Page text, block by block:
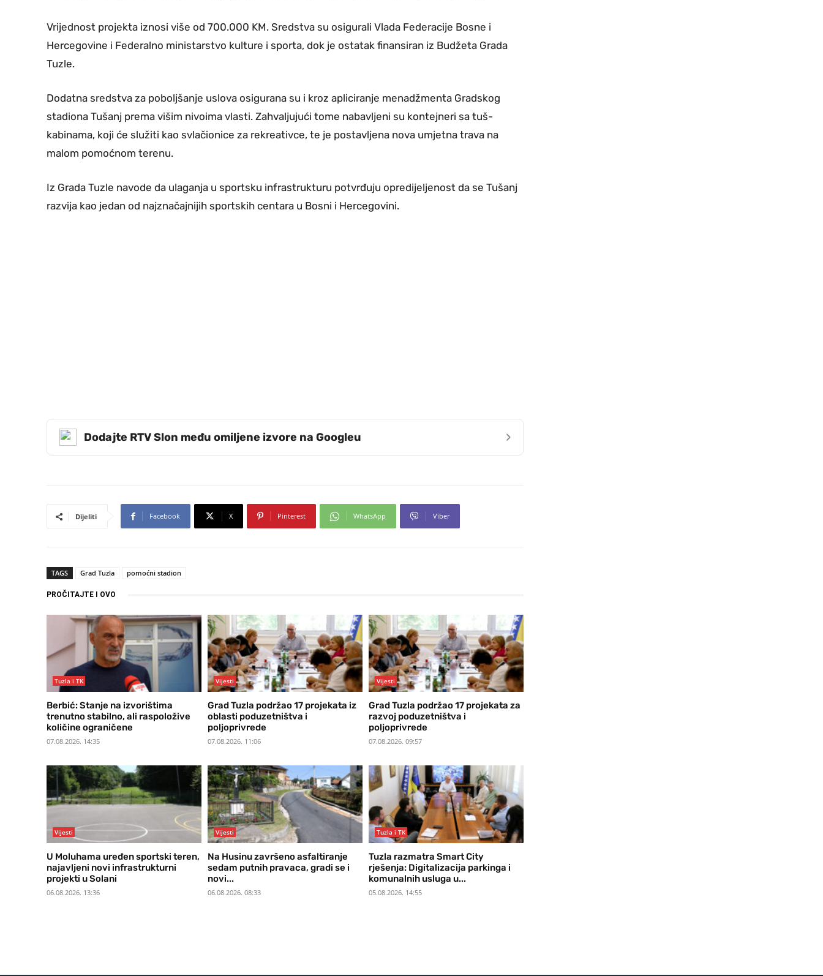
Vrijednost projekta iznosi više od 700.000 KM. Sredstva su osigurali Vlada Federacije Bosne i
Hercegovine i Federalno ministarstvo kulture i sporta, dok je ostatak finansiran iz Budžeta Grada
Tuzle.
Dodatna sredstva za poboljšanje uslova osigurana su i kroz apliciranje menadžmenta Gradskog
stadiona Tušanj prema višim nivoima vlasti. Zahvaljujući tome nabavljeni su kontejneri sa tuš-
kabinama, koji će služiti kao svlačionice za rekreativce, te je postavljena nova umjetna trava na
malom pomoćnom terenu.
Iz Grada Tuzle navode da ulaganja u sportsku infrastrukturu potvrđuju opredijeljenost da se Tušanj
razvija kao jedan od najznačajnijih sportskih centara u Bosni i Hercegovini.
Dodajte RTV Slon među omiljene izvore na Googleu ›
Dijeliti Facebook X Pinterest WhatsApp Viber
TAGS Grad Tuzla pomoćni stadion
PROČITAJTE I OVO
Tuzla i TK
Berbić: Stanje na izvorištima
trenutno stabilno, ali raspoložive
količine ograničene
07.08.2026. 14:35
Vijesti
Grad Tuzla podržao 17 projekata iz
oblasti poduzetništva i
poljoprivrede
07.08.2026. 11:06
Vijesti
Grad Tuzla podržao 17 projekata za
razvoj poduzetništva i
poljoprivrede
07.08.2026. 09:57
Vijesti
U Moluhama uređen sportski teren,
najavljeni novi infrastrukturni
projekti u Solani
06.08.2026. 13:36
Vijesti
Na Husinu završeno asfaltiranje
sedam putnih pravaca, gradi se i
novi...
06.08.2026. 08:33
Tuzla i TK
Tuzla razmatra Smart City
rješenja: Digitalizacija parkinga i
komunalnih usluga u...
05.08.2026. 14:55